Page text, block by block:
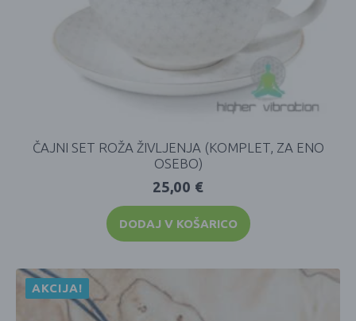
ČAJNI SET ROŽA ŽIVLJENJA (KOMPLET, ZA ENO
OSEBO)
25,00 €
DODAJ V KOŠARICO
AKCIJA!